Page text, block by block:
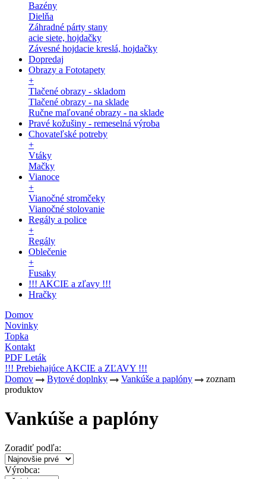
Bazény
Dielňa
Záhradné párty stany
acie siete, hojdačky
Závesné hojdacie kreslá, hojdačky
Dopredaj
Obrazy a Fototapety
+
Tlačené obrazy - skladom
Tlačené obrazy - na sklade
Ručne maľované obrazy - na sklade
Pravé kožušiny - remeselná výroba
Chovateľské potreby
+
Vtáky
Mačky
Vianoce
+
Vianočné stromčeky
Vianočné stolovanie
Regály a police
+
Regály
Oblečenie
+
Fusaky
!!! AKCIE a zľavy !!!
Hračky
Domov
Novinky
Topka
Kontakt
PDF Leták
!!! Prebiehajúce AKCIE a ZĽAVY !!!
Domov
Bytové doplnky Vankúše a paplóny
zoznam
produktov
Vankúše a paplóny
Zoradiť podľa:
Výrobca: